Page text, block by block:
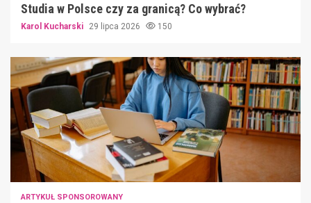
Studia w Polsce czy za granicą? Co wybrać?
Karol Kucharski 29 lipca 2026 150
ARTYKUŁ SPONSOROWANY